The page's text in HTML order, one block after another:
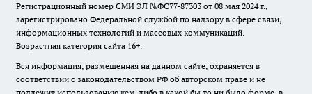
Регистрационный номер СМИ ЭЛ №ФС77-87303 от 08 мая 2024 г.,
зарегистрировано Федеральной службой по надзору в сфере связи,
информационных технологий и массовых коммуникаций.
Возрастная категория сайта 16+.
Вся информация, размещенная на данном сайте, охраняется в
соответствии с законодательством РФ об авторском праве и не